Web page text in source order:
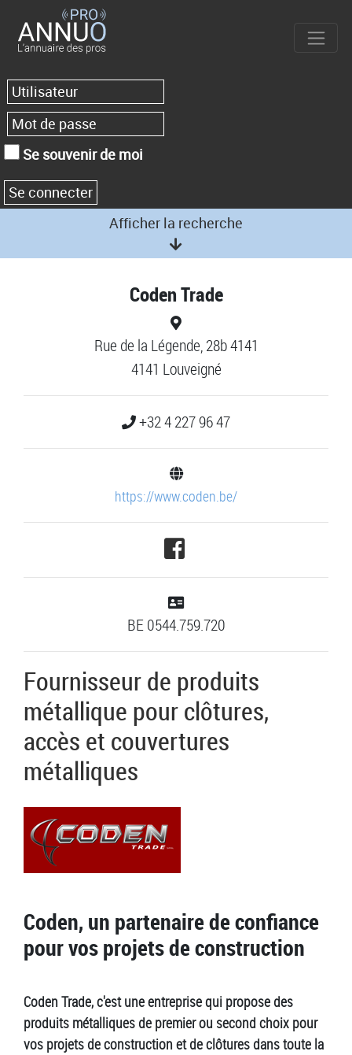
Se souvenir de moi
Afficher la recherche
Coden Trade
Rue de la Légende, 28b 4141
4141 Louveigné
+32 4 227 96 47
https://www.coden.be/
BE 0544.759.720
Fournisseur de produits
métallique pour clôtures,
accès et couvertures
métalliques
Coden, un partenaire de confiance
pour vos projets de construction
Coden Trade, c'est une entreprise qui propose des
produits métalliques de premier ou second choix pour
vos projets de construction et de clôtures dans toute la